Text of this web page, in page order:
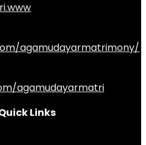
agamudayarmatrimony/
agamudayarmatri
Links